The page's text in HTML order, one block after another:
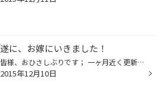
遂に、お嫁にいきました！
皆様、おひさしぶりです； 一ヶ月近く更新せず、申し訳ありませんでした（－－；） 今日は良いご報告が・・・！ 長いこと、厚木店におりました 『ﾕｰﾛｽﾋﾟｰﾄﾞ ﾌｨｰﾈ』が この度お嫁に行きました～～～（＾△＾＊） 何度か来店頂いたお客様が 「この子にするよ！」と決めてくださいました♪ 山山、若干涙...
2015年12月10日